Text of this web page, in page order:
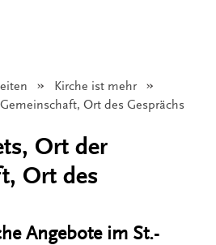
Kirche ist mehr
Ort des Gesprächs
Ort der
Ort des
Angebote im St.-